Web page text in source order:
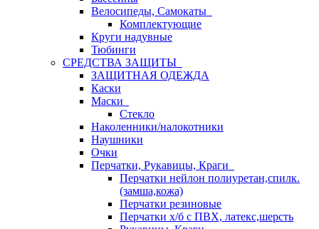
Велосипеды, Самокаты
Комплектующие
Круги надувные
Тюбинги
СРЕДСТВА ЗАЩИТЫ
ЗАЩИТНАЯ ОДЕЖДА
Каски
Маски
Стекло
Наколенники/налокотники
Наушники
Очки
Перчатки, Рукавицы, Краги
Перчатки нейлон полиуретан,спилк.
(замша,кожа)
Перчатки резиновые
Перчатки х/б с ПВХ, латекс,шерсть